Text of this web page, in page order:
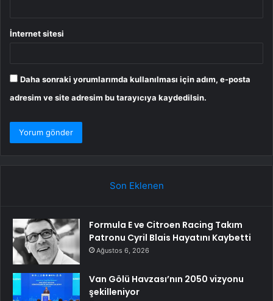
İnternet sitesi
Daha sonraki yorumlarımda kullanılması için adım, e-posta
adresim ve site adresim bu tarayıcıya kaydedilsin.
Son Eklenen
Formula E ve Citroen Racing Takım
Patronu Cyril Blais Hayatını Kaybetti
Ağustos 6, 2026
Van Gölü Havzası’nın 2050 vizyonu
şekilleniyor